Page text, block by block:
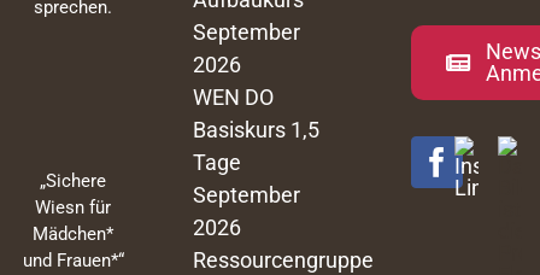
sprechen.
„Sichere
Wiesn für
Mädchen*
und Frauen*“
September
2026
WEN DO
Basiskurs 1,5
Tage
September
2026
Ressourcengruppe